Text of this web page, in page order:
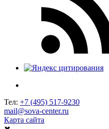
Тел: +7 (495) 517-9230
mail@sova-center.ru
Карта сайта